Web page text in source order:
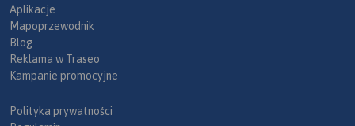
Aplikacje
Mapoprzewodnik
Blog
Reklama w Traseo
Kampanie promocyjne
Polityka prywatności